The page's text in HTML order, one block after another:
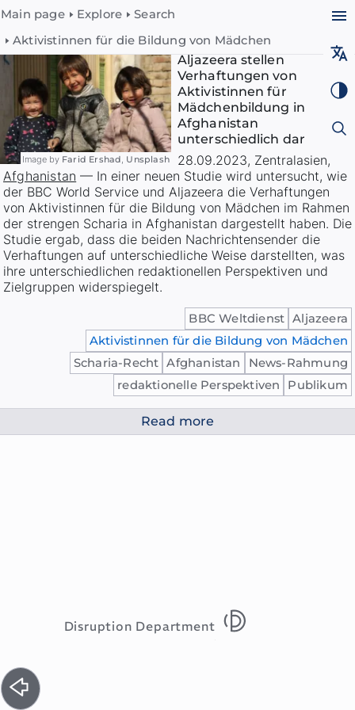
Main page Explore
Search
Aktivistinnen für die Bildung von Mädchen
Image by Farid Ershad, Unsplash
BBC World Service und
Aljazeera stellen
Verhaftungen von
Aktivistinnen für
Mädchenbildung in
Afghanistan
unterschiedlich dar
Read more
28.09.2023, Zentralasien,
Afghanistan — In einer neuen Studie wird untersucht, wie
der BBC World Service und Aljazeera die Verhaftungen
von Aktivistinnen für die Bildung von Mädchen im Rahmen
der strengen Scharia in Afghanistan dargestellt haben. Die
Studie ergab, dass die beiden Nachrichtensender die
Verhaftungen auf unterschiedliche Weise darstellten, was
ihre unterschiedlichen redaktionellen Perspektiven und
Zielgruppen widerspiegelt.
BBC Weltdienst Aljazeera
Aktivistinnen für die Bildung von Mädchen
Scharia-Recht Afghanistan
News-Rahmung
redaktionelle Perspektiven
Publikum
Disruption Department